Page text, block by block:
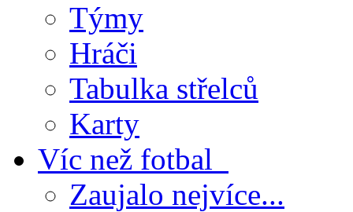
Týmy
Hráči
Tabulka střelců
Karty
Víc než fotbal
Zaujalo nejvíce...